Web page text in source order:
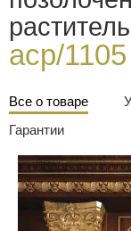
acp/1105
Все о товаре
Гарантии